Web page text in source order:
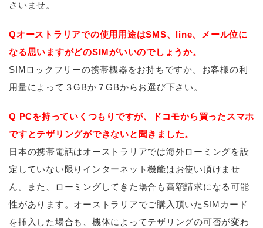
さいませ。
Qオーストラリアでの使用用途はSMS、line、メール位に
なる思いますがどのSIMがいいのでしょうか。
SIMロックフリーの携帯機器をお持ちですか。お客様の利
用量によって３GBか７GBからお選び下さい。
Q PCを持っていくつもりですが、ドコモから買ったスマホ
ですとテザリングができないと聞きました。
日本の携帯電話はオーストラリアでは海外ローミングを設
定していない限りインターネット機能はお使い頂けませ
ん。また、ローミングしてきた場合も高額請求になる可能
性があります。オーストラリアでご購入頂いたSIMカード
を挿入した場合も、機体によってテザリングの可否が変わ